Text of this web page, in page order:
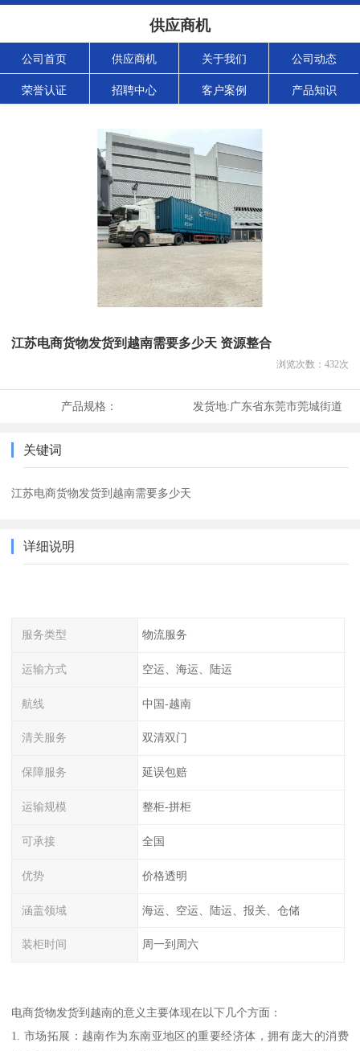
供应商机
公司首页 供应商机 关于我们 公司动态
荣誉认证 招聘中心 客户案例 产品知识
江苏电商货物发货到越南需要多少天 资源整合
浏览次数： 432次
产品规格： 发货地:广东省东莞市莞城街道
关键词
江苏电商货物发货到越南需要多少天
详细说明
服务类型 物流服务
运输方式 空运、海运、陆运
航线 中国-越南
清关服务 双清双门
保障服务 延误包赔
运输规模 整柜-拼柜
可承接 全国
优势 价格透明
涵盖领域 海运、空运、陆运、报关、仓储
装柜时间 周一到周六
电商货物发货到越南的意义主要体现在以下几个方面：
1. 市场拓展：越南作为东南亚地区的重要经济体，拥有庞大的消费